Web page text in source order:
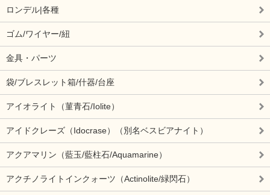
ロンデル|各種
ゴム/ワイヤー/紐
金具・パーツ
袋/ブレスレット箱/什器/台座
アイオライト（菫青石/Iolite）
アイドクレーズ（Idocrase）（別名ベスビアナイト）
アクアマリン（藍玉/藍柱石/Aquamarine）
アクチノライトインクォーツ（Actinolite/緑閃石）